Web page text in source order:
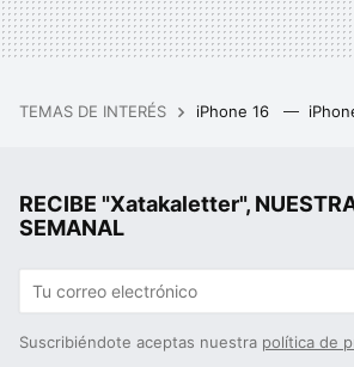
TEMAS DE INTERÉS iPhone 16
RECIBE "Xatakaletter",
SEMANAL
Suscribiéndote aceptas nuestra política de